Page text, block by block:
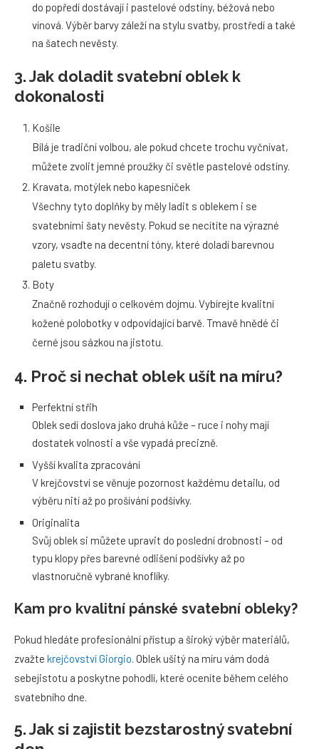
do popředí dostávají i pastelové odstíny, béžová nebo
vínová. Výběr barvy záleží na stylu svatby, prostředí a také
na šatech nevěsty.
3. Jak doladit svatební oblek k
dokonalosti
Košile
Bílá je tradiční volbou, ale pokud chcete trochu vyčnívat,
můžete zvolit jemné proužky či světle pastelové odstíny.
Kravata, motýlek nebo kapesníček
Všechny tyto doplňky by měly ladit s oblekem i se
svatebními šaty nevěsty. Pokud se necítíte na výrazné
vzory, vsaďte na decentní tóny, které doladí barevnou
paletu svatby.
Boty
Značně rozhodují o celkovém dojmu. Vybírejte kvalitní
kožené polobotky v odpovídající barvě. Tmavě hnědé či
černé jsou sázkou na jistotu.
4. Proč si nechat oblek ušít na míru?
Perfektní střih
Oblek sedí doslova jako druhá kůže – ruce i nohy mají
dostatek volnosti a vše vypadá precizně.
Vyšší kvalita zpracování
V krejčovství se věnuje pozornost každému detailu, od
výběru nití až po prošívání podšívky.
Originalita
Svůj oblek si můžete upravit do poslední drobnosti – od
typu klopy přes barevné odlišení podšívky až po
vlastnoručně vybrané knoflíky.
Kam pro kvalitní pánské svatební obleky?
Pokud hledáte profesionální přístup a široký výběr materiálů,
zvažte krejčovství Giorgio. Oblek ušitý na míru vám dodá
sebejistotu a poskytne pohodlí, které oceníte během celého
svatebního dne.
5. Jak si zajistit bezstarostný svatební